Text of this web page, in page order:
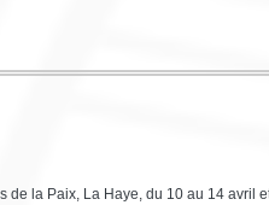
la Paix, La Haye, du 10 au 14 avril